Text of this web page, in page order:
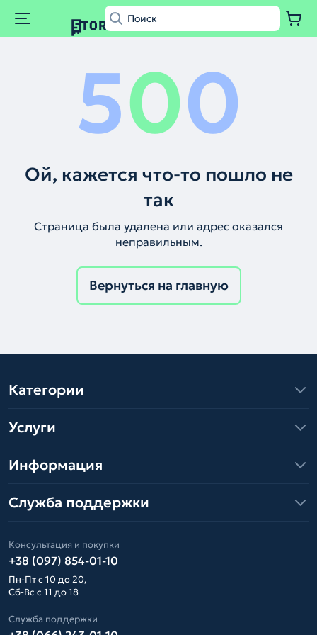
500
Ой, кажется что-то пошло не
так
Страница была удалена или адрес оказался
неправильным.
Вернуться на главную
Категории
Услуги
Информация
Служба поддержки
Консультация и покупки
+38 (097) 854-01-10
Пн-Пт с 10 до 20,
Сб-Вс с 11 до 18
Служба поддержки